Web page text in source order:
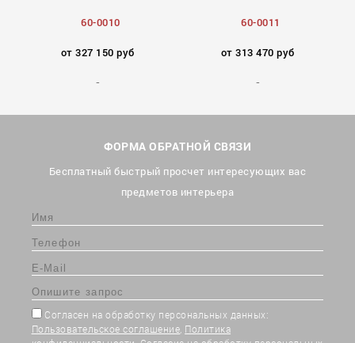
60-0010
от 327 150 руб
60-0011
от 313 470 руб
ФОРМА ОБРАТНОЙ СВЯЗИ
Бесплатный быстрый просчет интересующих вас
предметов интерьера
Согласен на обработку персональных данных:
Пользовательское соглашение Политика